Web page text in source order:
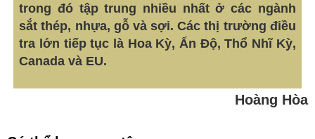
trong đó tập trung nhiều nhất ở các ngành
sắt thép, nhựa, gỗ và sợi. Các thị trường điều
tra lớn tiếp tục là Hoa Kỳ, Ấn Độ, Thổ Nhĩ Kỳ,
Canada và EU.
Hoàng Hòa